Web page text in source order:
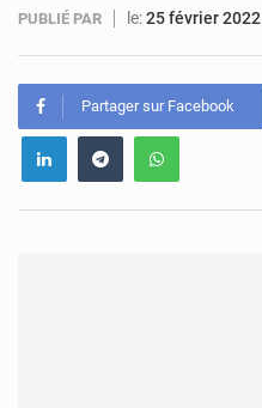
PUBLIÉ PAR le:25 février 2022
Partager sur Facebook